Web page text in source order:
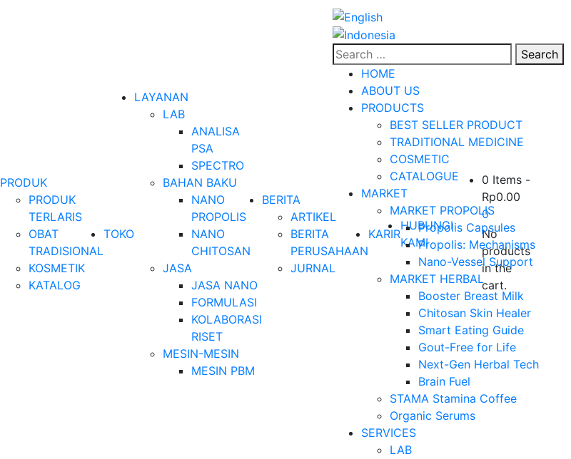
PRODUK
PRODUK
TERLARIS
OBAT
TRADISIONAL
KOSMETIK
KATALOG
TOKO
LAYANAN
LAB
ANALISA
PSA
SPECTRO
BAHAN BAKU
NANO
PROPOLIS
NANO
CHITOSAN
JASA
JASA NANO
FORMULASI
KOLABORASI
RISET
MESIN-MESIN
MESIN PBM
BERITA
ARTIKEL
BERITA
PERUSAHAAN
JURNAL
KARIR
HUBUNGI
KAMI
0 Items -
Rp0.00
0
No
products
in the
cart.
Search
HOME
ABOUT US
PRODUCTS
BEST SELLER PRODUCT
TRADITIONAL MEDICINE
COSMETIC
CATALOGUE
MARKET
MARKET PROPOLIS
Propolis Capsules
Propolis: Mechanisms
Nano-Vessel Support
MARKET HERBAL
Booster Breast Milk
Chitosan Skin Healer
Smart Eating Guide
Gout-Free for Life
Next-Gen Herbal Tech
Brain Fuel
STAMA Stamina Coffee
Organic Serums
SERVICES
LAB